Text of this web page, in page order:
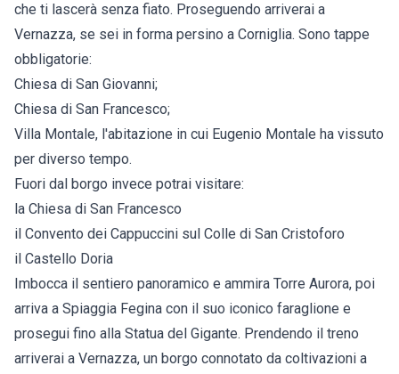
che ti lascerà senza fiato. Proseguendo arriverai a
Vernazza, se sei in forma persino a Corniglia. Sono tappe
obbligatorie:
Chiesa di San Giovanni;
Chiesa di San Francesco;
Villa Montale, l'abitazione in cui Eugenio Montale ha vissuto
per diverso tempo.
Fuori dal borgo invece potrai visitare:
la Chiesa di San Francesco
il Convento dei Cappuccini sul Colle di San Cristoforo
il Castello Doria
Imbocca il sentiero panoramico e ammira Torre Aurora, poi
arriva a Spiaggia Fegina con il suo iconico faraglione e
prosegui fino alla Statua del Gigante. Prendendo il treno
arriverai a Vernazza, un borgo connotato da coltivazioni a